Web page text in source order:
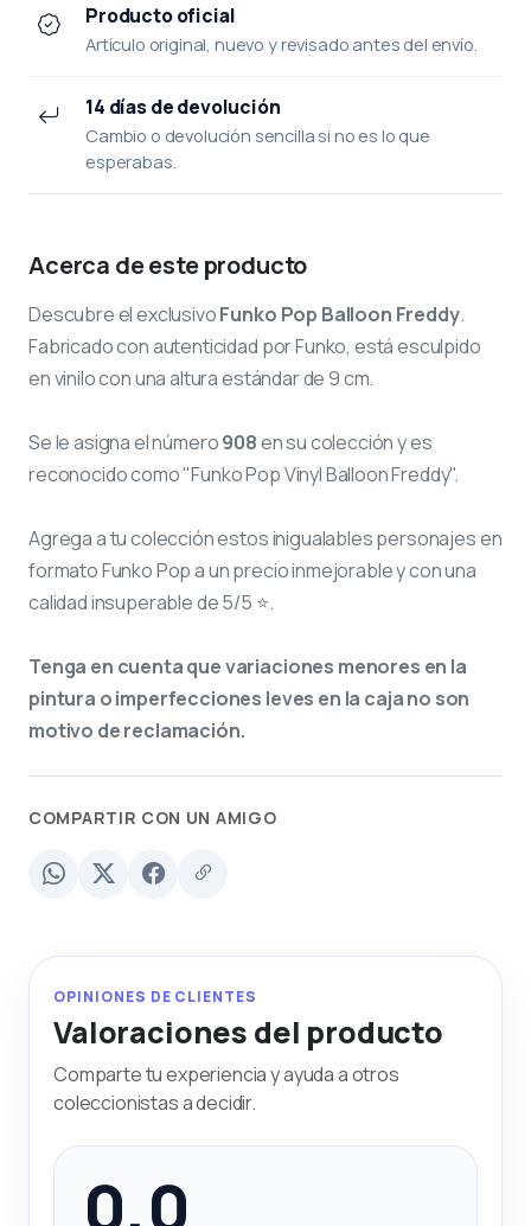
Producto oficial
Artículo original, nuevo y revisado antes del envío.
14 días de devolución
Cambio o devolución sencilla si no es lo que
esperabas.
Acerca de este producto
Descubre el exclusivoFunko Pop Balloon Freddy.
Fabricado con autenticidad por Funko, está esculpido
en vinilo con una altura estándar de 9 cm.
Se le asigna el número908en su colección y es
reconocido como "Funko Pop Vinyl Balloon Freddy".
Agrega a tu colección estos inigualables personajes en
formato Funko Pop a un precio inmejorable y con una
calidad insuperable de 5/5 ⭐.
Tenga en cuenta que variaciones menores en la
pintura o imperfecciones leves en la caja no son
motivo de reclamación.
COMPARTIR CON UN AMIGO
OPINIONES DE CLIENTES
Valoraciones del producto
Comparte tu experiencia y ayuda a otros
coleccionistas a decidir.
0,0